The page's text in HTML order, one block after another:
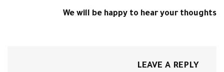
We will be happy to hear your thoughts
LEAVE A REPLY